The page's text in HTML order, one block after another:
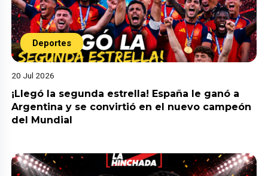
Deportes
20 Jul 2026
¡Llegó la segunda estrella! España le ganó a
Argentina y se convirtió en el nuevo campeón
del Mundial